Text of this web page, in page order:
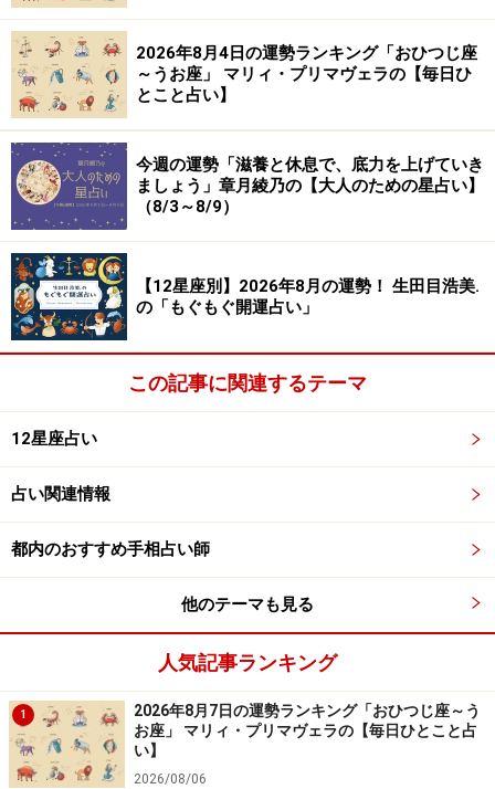
2026年8月4日の運勢ランキング「おひつじ座
～うお座」 マリィ・プリマヴェラの【毎日ひ
とこと占い】
今週の運勢「滋養と休息で、底力を上げていき
ましょう」章月綾乃の【大人のための星占い】
（8/3～8/9）
【12星座別】2026年8月の運勢！ 生田目浩美.
の「もぐもぐ開運占い」
この記事に関連するテーマ
12星座占い
占い関連情報
都内のおすすめ手相占い師
他のテーマも見る
人気記事ランキング
1
2026年8月7日の運勢ランキング「おひつじ座～う
お座」 マリィ・プリマヴェラの【毎日ひとこと占
い】
2026/08/06